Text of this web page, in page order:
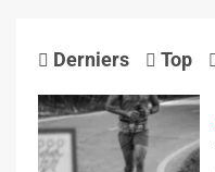
Derniers Top